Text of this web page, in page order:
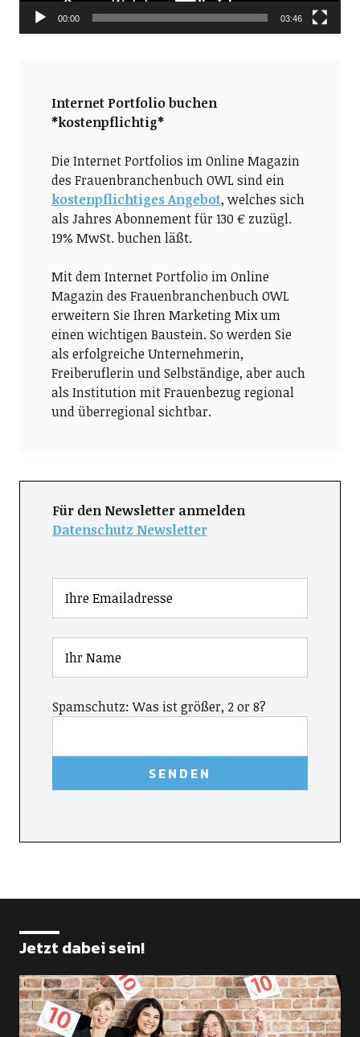
00:00 03:46
Internet Portfolio buchen
*kostenpflichtig*
Die Internet Portfolios im Online Magazin
des Frauenbranchenbuch OWL sind ein
kostenpflichtiges Angebot, welches sich
als Jahres Abonnement für 130 € zuzügl.
19% MwSt. buchen läßt.
Mit dem Internet Portfolio im Online
Magazin des Frauenbranchenbuch OWL
erweitern Sie Ihren Marketing Mix um
einen wichtigen Baustein. So werden Sie
als erfolgreiche Unternehmerin,
Freiberuflerin und Selbständige, aber auch
als Institution mit Frauenbezug regional
und überregional sichtbar.
Für den Newsletter anmelden
Datenschutz Newsletter
Spamschutz: Was ist größer, 2 or 8?
Jetzt dabei sein!